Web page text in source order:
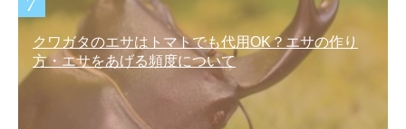
クワガタのエサはトマトでも代用OK？エサの作り
方・エサをあげる頻度について